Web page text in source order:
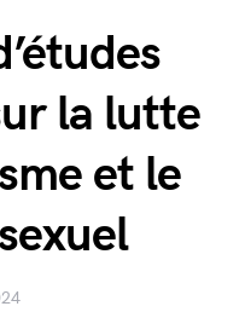
la lutte
et le